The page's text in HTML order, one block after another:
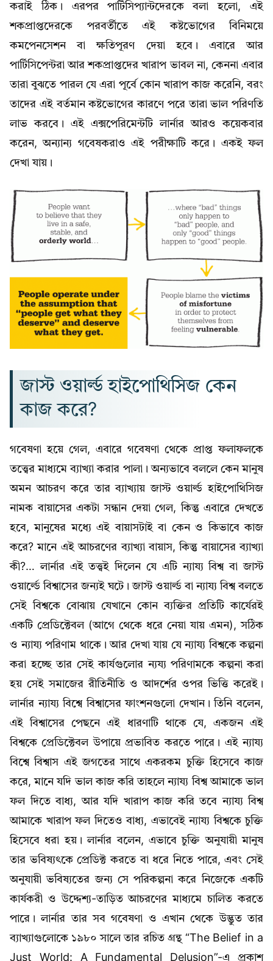
করাই ঠিক। এরপর পার্টিসিপ্যান্টদেরকে বলা হলো, এই
শকপ্রাপ্তদেরকে পরবর্তীতে এই কষ্টভোগের বিনিময়ে
কমপেনসেশন বা ক্ষতিপূরণ দেয়া হবে। এবারে আর
পার্টিসিপেন্টরা আর শকপ্রাপ্তদের খারাপ ভাবল না, কেননা এবার
তারা বুঝতে পারল যে এরা পূর্বে কোন খারাপ কাজ করেনি, বরং
তাদের এই বর্তমান কষ্টভোগের কারণে পরে তারা ভাল পরিণতি
লাভ করবে। এই এক্সপেরিমেন্টটি লার্নার আরও কয়েকবার
করেন, অন্যান্য গবেষকরাও এই পরীক্ষাটি করে। একই ফল
দেখা যায়।
জাস্ট ওয়ার্ল্ড হাইপোথিসিজ কেন
কাজ করে?
গবেষণা হয়ে গেল, এবারে গবেষণা থেকে প্রাপ্ত ফলাফলকে
তত্ত্বের মাধ্যমে ব্যাখ্যা করার পালা। অন্যভাবে বললে কেন মানুষ
অমন আচরণ করে তার ব্যাখ্যায় জাস্ট ওয়ার্ল্ড হাইপোথিসিজ
নামক বায়াসের একটা সন্ধান দেয়া গেল, কিন্তু এবারে দেখতে
হবে, মানুষের মধ্যে এই বায়াসটাই বা কেন ও কিভাবে কাজ
করে? মানে এই আচরণের ব্যাখ্যা বায়াস, কিন্তু বায়াসের ব্যাখ্যা
কী?… লার্নার এই তত্ত্বই দিলেন যে এটি ন্যায্য বিশ্ব বা জাস্ট
ওয়ার্ল্ডে বিশ্বাসের জন্যই ঘটে। জাস্ট ওয়ার্ল্ড বা ন্যায্য বিশ্ব বলতে
সেই বিশ্বকে বোঝায় যেখানে কোন ব্যক্তির প্রতিটি কার্যেরই
একটি প্রেডিক্টেবল (আগে থেকে ধরে নেয়া যায় এমন), সঠিক
ও ন্যায্য পরিণাম থাকে। আর দেখা যায় যে ন্যায্য বিশ্বকে কল্পনা
করা হচ্ছে তার সেই কার্যগুলোর ন্যয্য পরিণামকে কল্পনা করা
হয় সেই সমাজের রীতিনীতি ও আদর্শের ওপর ভিত্তি করেই।
লার্নার ন্যায্য বিশ্বে বিশ্বাসের ফাংশনগুলো দেখান। তিনি বলেন,
এই বিশ্বাসের পেছনে এই ধারণাটি থাকে যে, একজন এই
বিশ্বকে প্রেডিক্টেবল উপায়ে প্রভাবিত করতে পারে। এই ন্যায্য
বিশ্বে বিশ্বাস এই জগতের সাথে একরকম চুক্তি হিসেবে কাজ
করে, মানে যদি ভাল কাজ করি তাহলে ন্যায্য বিশ্ব আমাকে ভাল
ফল দিতে বাধ্য, আর যদি খারাপ কাজ করি তবে ন্যায্য বিশ্ব
আমাকে খারাপ ফল দিতেও বাধ্য, এভাবেই ন্যায্য বিশ্বকে চুক্তি
হিসেবে ধরা হয়। লার্নার বলেন, এভাবে চুক্তি অনুযায়ী মানুষ
তার ভবিষ্যৎকে প্রেডিক্ট করতে বা ধরে নিতে পারে, এবং সেই
অনুযায়ী ভবিষ্যতের জন্য সে পরিকল্পনা করে নিজেকে একটি
কার্যকরী ও উদ্দেশ্য-তাড়িত আচরণের মাধ্যমে চালিত করতে
পারে। লার্নার তার সব গবেষণা ও এখান থেকে উদ্ভুত তার
ব্যাখ্যাগুলোকে ১৯৮০ সালে তার রচিত গ্রন্থ “The Belief in a
Just World: A Fundamental Delusion”-এ প্রকাশ